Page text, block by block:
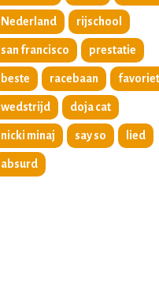
Nederland rijschool
san francisco prestatie
beste racebaan favoriet
wedstrijd doja cat
nicki minaj say so lied
absurd